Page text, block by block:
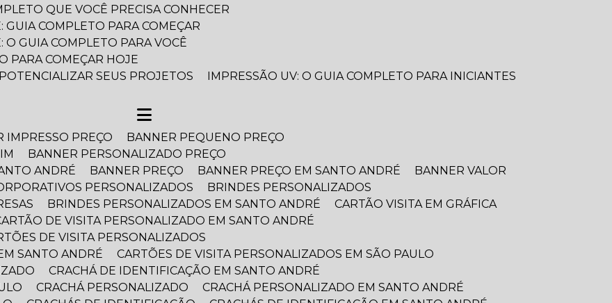
QUE VOCÊ PRECISA CONHECER
GUIA COMPLETO PARA COMEÇAR
O GUIA COMPLETO PARA VOCÊ
PARA COMEÇAR HOJE
SEUS PROJETOS
IMPRESSÃO UV: O GUIA COMPLETO PARA INICIANTES
IMPRESSO PREÇO
BANNER PEQUENO PREÇO
BANNER PERSONALIZADO PREÇO
ANDRÉ
BANNER PREÇO BANNER PREÇO EM SANTO ANDRÉ
BANNER VALOR
PERSONALIZADOS
BRINDES PERSONALIZADOS
BRINDES PERSONALIZADOS EM SANTO ANDRÉ
CARTÃO VISITA EM GRÁFICA
CARTÃO DE VISITA PERSONALIZADO EM SANTO ANDRÉ
DE VISITA PERSONALIZADOS
SANTO ANDRÉ
CARTÕES DE VISITA PERSONALIZADOS EM SÃO PAULO
CRACHÁ DE IDENTIFICAÇÃO EM SANTO ANDRÉ
CRACHÁ PERSONALIZADO
CRACHÁ PERSONALIZADO EM SANTO ANDRÉ